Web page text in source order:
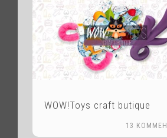
WOW!Toys craft butique
13